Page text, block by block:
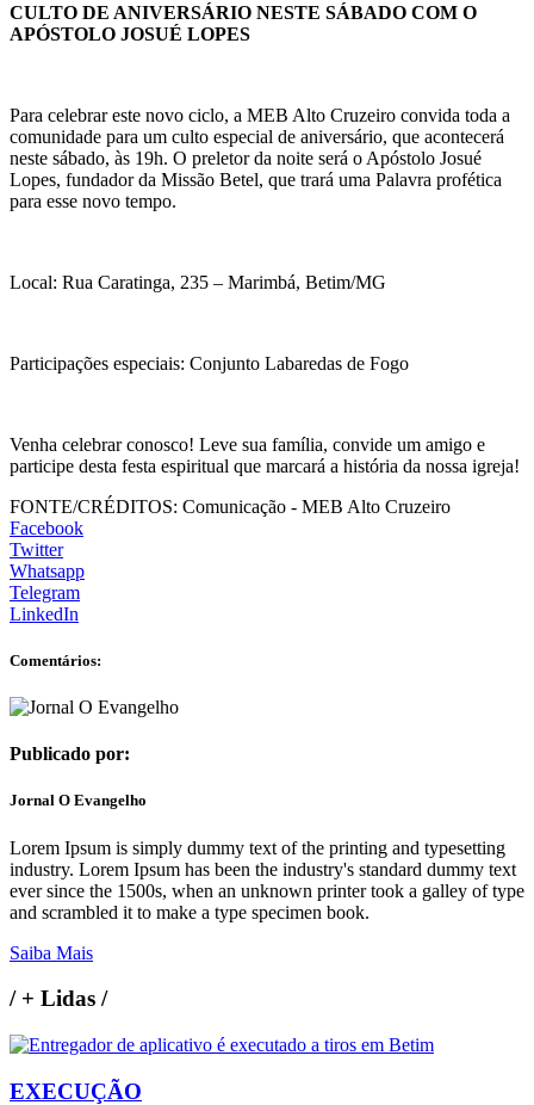
CULTO DE ANIVERSÁRIO NESTE SÁBADO COM O
APÓSTOLO JOSUÉ LOPES
Para celebrar este novo ciclo, a MEB Alto Cruzeiro convida toda a
comunidade para um culto especial de aniversário, que acontecerá
neste sábado, às 19h. O preletor da noite será o Apóstolo Josué
Lopes, fundador da Missão Betel, que trará uma Palavra profética
para esse novo tempo.
Local: Rua Caratinga, 235 – Marimbá, Betim/MG
Participações especiais: Conjunto Labaredas de Fogo
Venha celebrar conosco! Leve sua família, convide um amigo e
participe desta festa espiritual que marcará a história da nossa igreja!
FONTE/CRÉDITOS: Comunicação - MEB Alto Cruzeiro
Facebook
Twitter
Whatsapp
Telegram
LinkedIn
Comentários:
Publicado por:
Jornal O Evangelho
Lorem Ipsum is simply dummy text of the printing and typesetting
industry. Lorem Ipsum has been the industry's standard dummy text
ever since the 1500s, when an unknown printer took a galley of type
and scrambled it to make a type specimen book.
Saiba Mais
/+ Lidas /
EXECUÇÃO